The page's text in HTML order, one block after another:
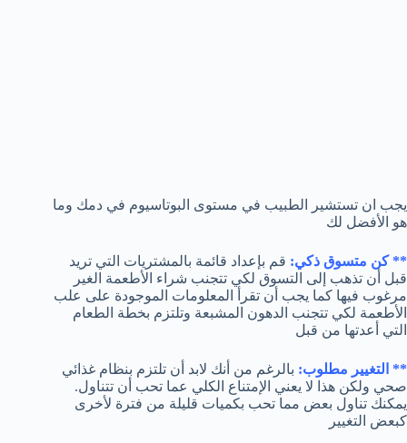
يجب ان تستشير الطبيب في مستوى البوتاسيوم في دمك وما
هو الأفضل لك
** كن متسوق ذكي: قم بإعداد قائمة بالمشتريات التي تريد
قبل أن تذهب إلى التسوق لكي تتجنب شراء الأطعمة الغير
مرغوب فيها كما يجب أن تقرأ المعلومات الموجودة على علب
الأطعمة لكي تتجنب الدهون المشبعة وتلتزم بخطة الطعام
التي أعدتها من قبل
** التغيير مطلوب: بالرغم من أنك لابد أن تلتزم بنظام غذائي
صحي ولكن هذا لا يعني الإمتناع الكلي عما تحب أن تتناول.
يمكنك تناول بعض مما تحب بكميات قليلة من فترة لأخرى
كبعض التغيير